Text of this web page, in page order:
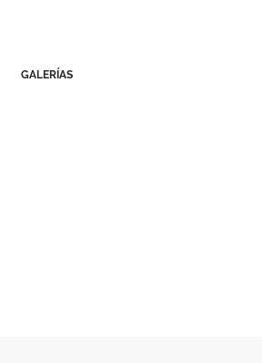
GALERÍAS